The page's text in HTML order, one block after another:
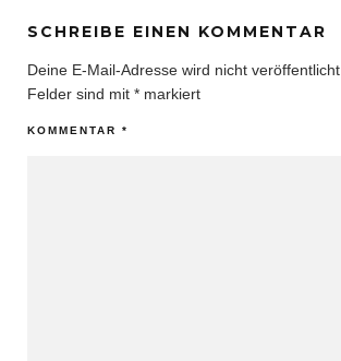
SCHREIBE EINEN KOMMENTAR
Deine E-Mail-Adresse wird nicht veröffentlicht.
Felder sind mit * markiert
KOMMENTAR *